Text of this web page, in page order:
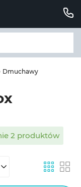
Dmuchawy
2 produktów